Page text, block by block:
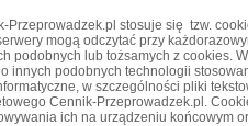
stosuje się tzw.
mogą odczytać przy
podobnych lub tożsamych z cookies.
innych podobnych technologii
w szczególności pliki
Cennik-Przeprowadzek.pl.
ich na urządzeniu końcowym